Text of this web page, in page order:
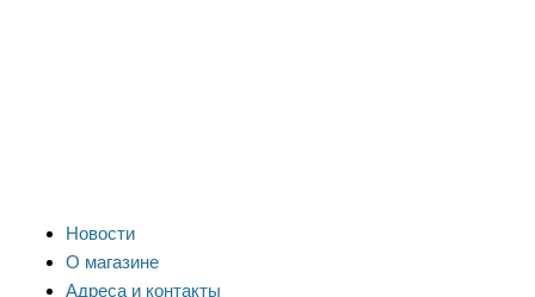
Новости
О магазине
Адреса и контакты